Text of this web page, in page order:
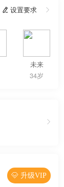
 设置要求 
未来
34岁
 升级VIP